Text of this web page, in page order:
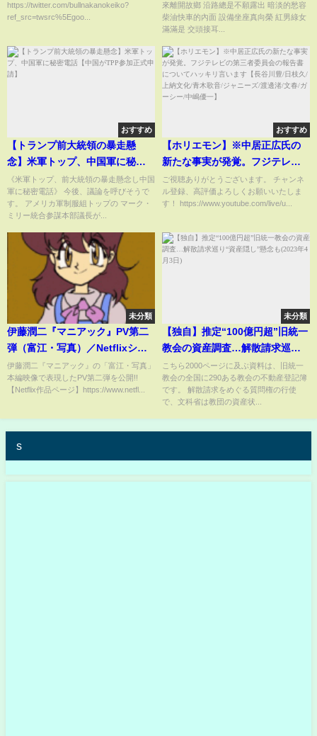
https://twitter.com/bullnakanokeiko?
ref_src=twsrc%5Egoo...
來離開故鄉 沿路總是不願露出 暗淡的愁容
柴油快車的內面 設備坐座真向榮 紅男綠女
滿滿是 交頭接耳...
おすすめ
【トランプ前大統領の暴走懸
念】米軍トップ、中国軍に秘密
電話【中国がTPP参加正式申請】
《米軍トップ、前大統領の暴走懸念し中国
軍に秘密電話》 今後、議論を呼びそうで
す。 アメリカ軍制服組トップの マーク・
ミリー統合参謀本部議長が...
おすすめ
【ホリエモン】※中居正広氏の
新たな事実が発覚。フジテレビ
の第三者委員会の報告書につい
てハッキリ言います【長谷川豊/
日枝久/上納文化/青木歌音/ジャニ
優一】
ご視聴ありがとうございます。 チャンネ
ル登録、高評価よろしくお願いいたしま
す！ https://www.youtube.com/live/u...
未分類
伊藤潤二『マニアック』PV第二
弾（富江・写真）／Netflixシリ
ーズ
伊藤潤二『マニアック』の「富江・写真」
本編映像で表現したPV第二弾を公開!!
【Netflix作品ページ】https://www.netfl...
未分類
【独自】推定“100億円超”旧統一
教会の資産調査…解散請求巡
り“資産隠し”懸念も(2023年4月3
日)
こちら2000ページに及ぶ資料は、旧統一
教会の全国に290ある教会の不動産登記簿
です。 解散請求をめぐる質問権の行使
で、文科省は教団の資産状...
s